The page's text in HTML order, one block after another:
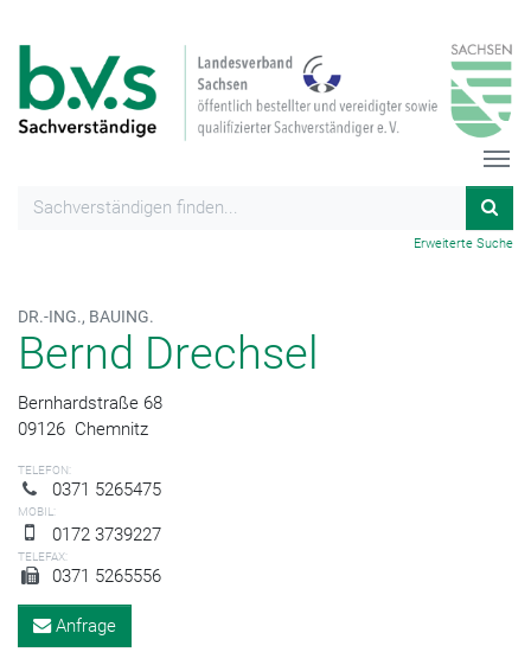
Erweiterte Suche
DR.-ING., BAUING.
Bernd Drechsel
Bernhardstraße 68
09126 Chemnitz
TELEFON:
0371 5265475
MOBIL:
0172 3739227
TELEFAX:
0371 5265556
Anfrage